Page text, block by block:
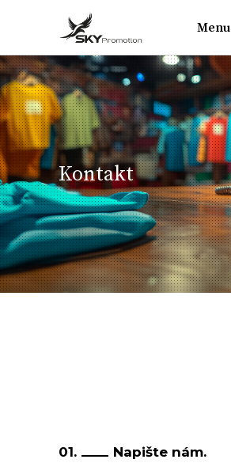
Menu
Kontakt
01. Napište nám.